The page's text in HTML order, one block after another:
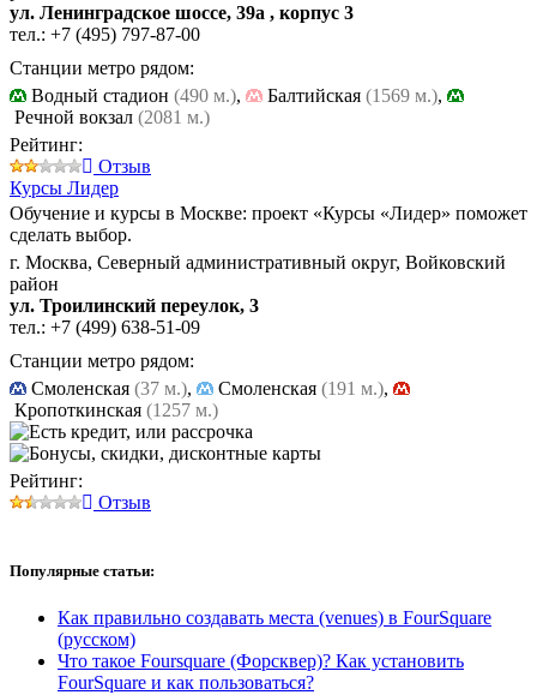
ул. Ленинградское шоссе, 39а , корпус 3
тел.: +7 (495) 797-87-00
Станции метро рядом:
Водный стадион (490 м.), Балтийская (1569 м.),
Речной вокзал (2081 м.)
Рейтинг:
Отзыв
Курсы Лидер
Обучение и курсы в Москве: проект «Курсы «Лидер» поможет
сделать выбор.
г. Москва, Северный административный округ, Войковский
район
ул. Троилинский переулок, 3
тел.: +7 (499) 638-51-09
Станции метро рядом:
Cмоленская (37 м.), Смоленская (191 м.),
Кропоткинская (1257 м.)
Рейтинг:
Отзыв
Популярные статьи:
Как правильно создавать места (venues) в FourSquare
(русском)
Что такое Foursquare (Форсквер)? Как установить
FourSquare и как пользоваться?